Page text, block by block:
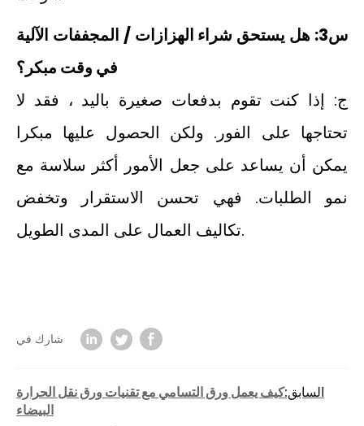
س3: هل يستحق شراء الهزازات / المجففات الآلية
في وقت مبكر؟
ج: إذا كنت تقوم بدفعات صغيرة باليد ، فقد لا
تحتاجها على الفور. ولكن الحصول عليها مبكرا
يمكن أن يساعد على جعل الأمور أكثر سلاسة مع
نمو الطلبات. فهي تحسن الاستقرار وتخفض
تكاليف العمال على المدى الطويل.
شارك في
السابق:كيف يعمل ورق التسامي مع تقنيات ورق نقل الحرارة
البيضاء